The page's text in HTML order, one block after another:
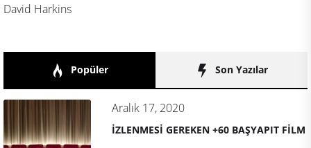
David Harkins
Popüler Son Yazılar
Aralık 17, 2020
İZLENMESİ GEREKEN +60 BAŞYAPIT FİLM